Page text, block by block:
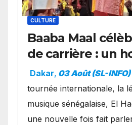
CULTURE
Baaba Maal
de carrière : un
exceptionnel à
présence de la
royale.
Dakar, 03 Août (SL-INFO)
tournée internationale, la
musique sénégalaise, El
une nouvelle fois fait